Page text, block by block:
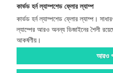
কার্ভড হর্ন ল্যাম্পশেড ফ্লোর ল্যাম্প
কার্ভড হর্ন ল্যাম্পশেড ফ্লোর ল্যাম্প।
ল্যাম্পের আরও অনন্য ডিজাইনের শৈলী
আকর্ষণীয়।
আরও